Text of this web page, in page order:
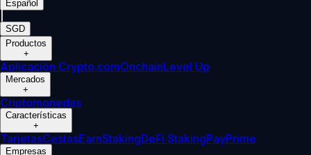
Español
SGD
Productos
+
Aplicación Crypto.comOnchainLevel Up
Mercados
+
Criptomonedas
Características
+
TarjetasCestasEarnStakingDeFi StakingPayPrime
Empresas